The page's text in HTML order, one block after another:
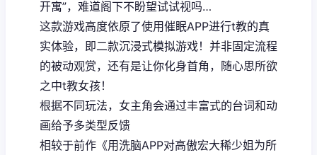
开寓”，难道阁下不盼望试试视吗…
这款游戏高度依原了使用催眠APP进行t教的真
实体验，即二款沉浸式模拟游戏！并非固定流程
的被动观赏，还有是让你化身首角，随心思所欲
之中t教女孩！
根据不同玩法，女主角会通过丰富式的台词和动
画给予多类型反馈
相较于前作《用洗脑APP对高傲宏大稀少姐为所